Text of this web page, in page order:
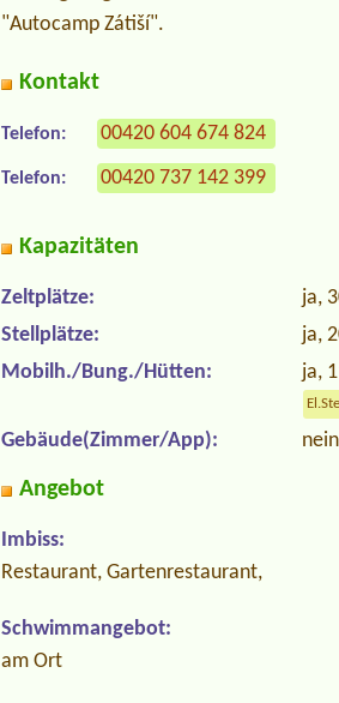
"Autocamp Zátiší".
Kontakt
Telefon: 00420 604 674 824
Telefon: 00420 737 142 399
Kapazitäten
Zeltplätze:
ja,
Stellplätze:
ja,
Mobilh./Bung./Hütten:
ja,
Gebäude(Zimmer/App): nein
Angebot
Imbiss:
Restaurant, Gartenrestaurant,
Schwimmangebot:
am Ort